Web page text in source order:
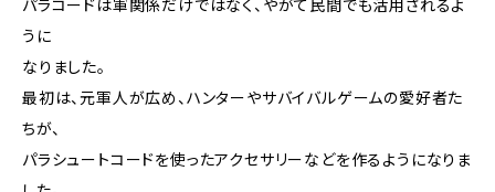
パラコードは軍関係だけではなく、やがて民間でも活用されるよ
うに
なりました。
最初は、元軍人が広め、ハンターやサバイバルゲームの愛好者た
ちが、
パラシュートコードを使ったアクセサリーなどを作るようになりま